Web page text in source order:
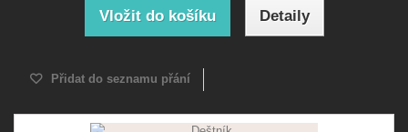
Vložit do košíku Detaily
Přidat do seznamu přání